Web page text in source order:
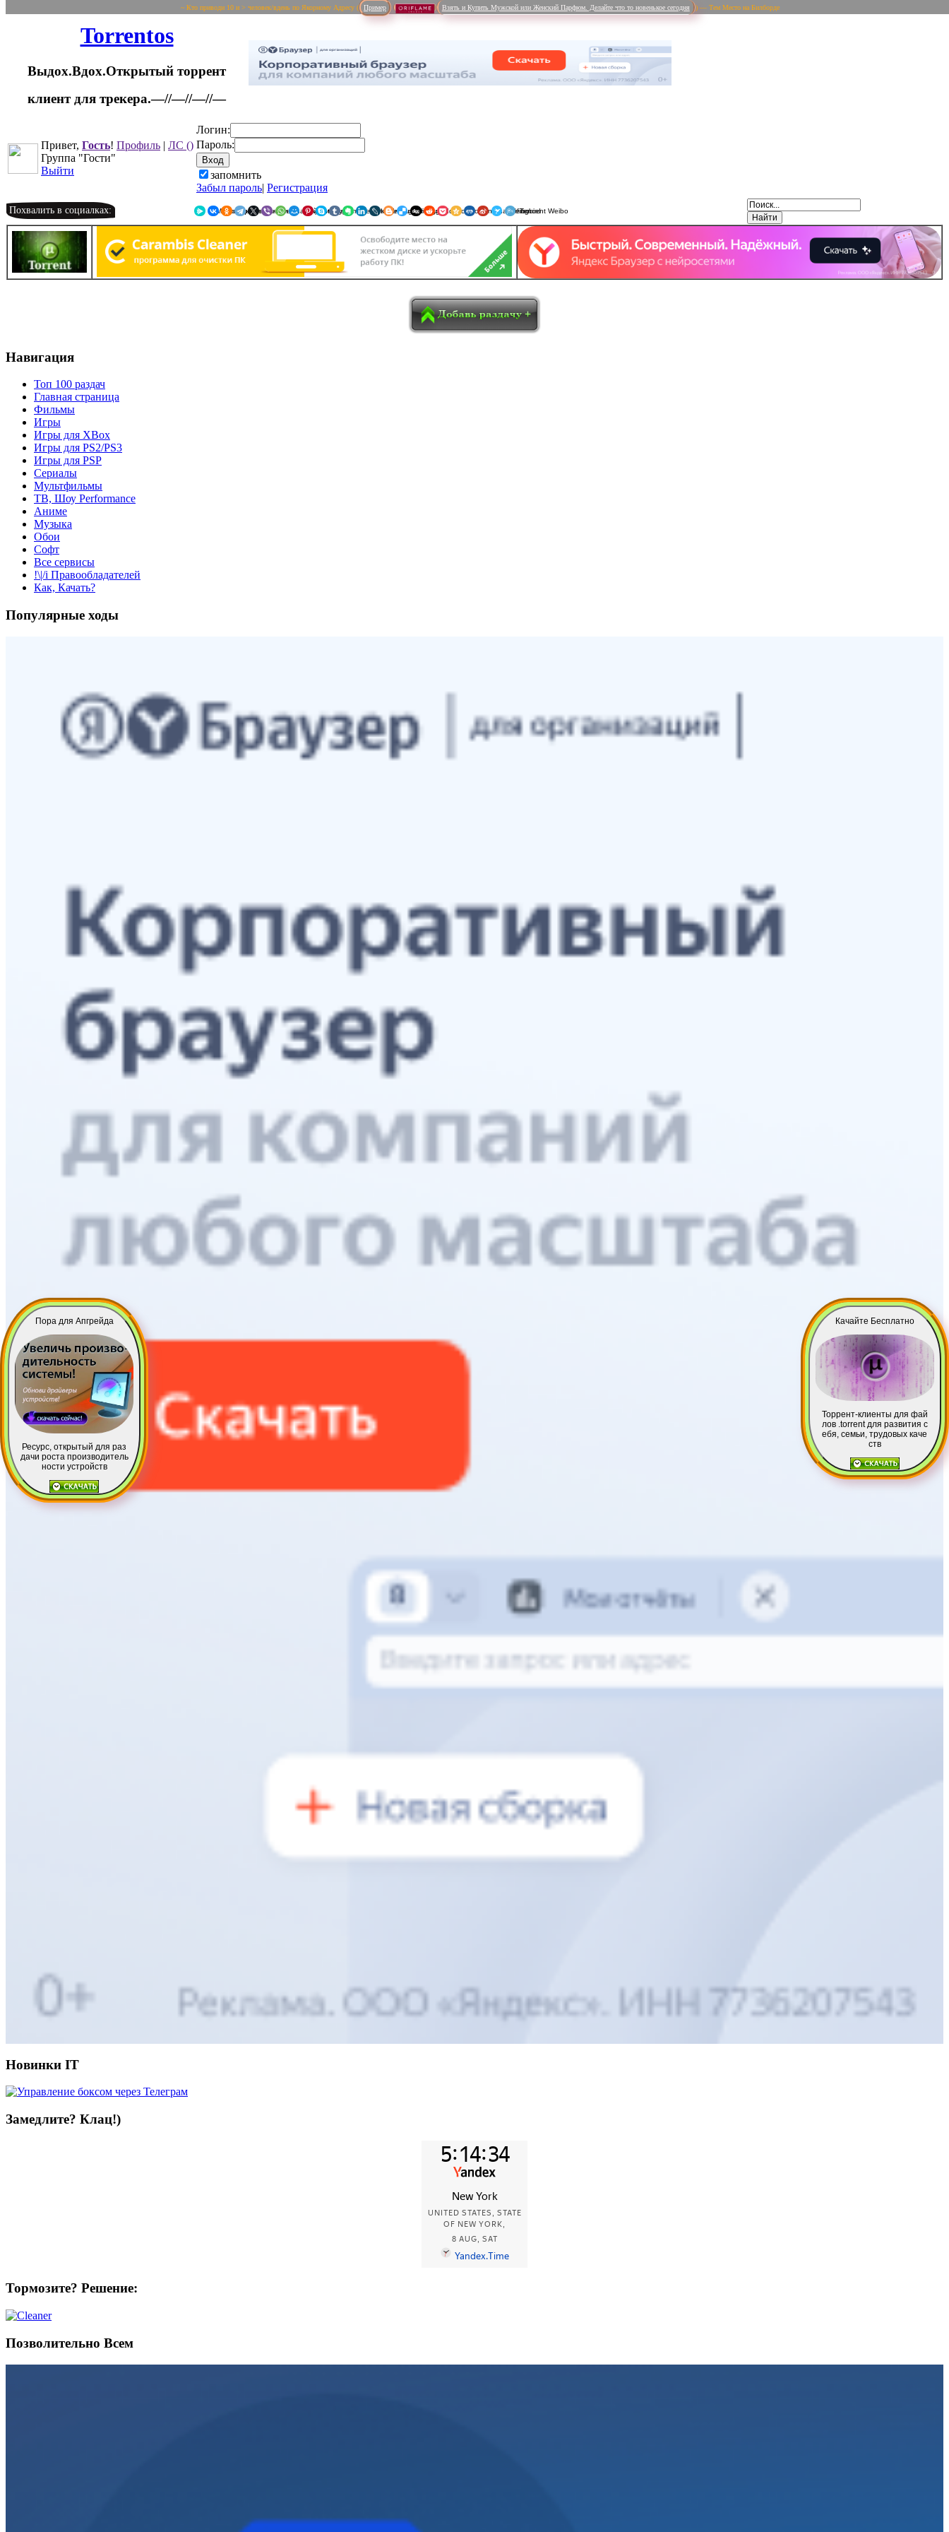
~ Кто приводи 10 и > человек/вдень по Якорному Адресу ( Пример Взять и Купить Мужской или Женский Парфюм. Делайте что то новенькое сегодня ) — Тем Место на Билборде
Качайте Бесплатно
Торрент-клиенты для фай
лов .torrent для развития с
ебя, семьи, трудовых каче
ств
Пора для Апгрейда
Ресурс, открытый для раз
дачи роста производитель
ности устройств
Torrentos
Выдох.Вдох.Открытый торрент
клиент для трекера.—//—//—//—
Привет, Гость! Профиль | ЛС ()
Группа "Гости"
Выйти
Логин:
Пароль:
запомнить
Забыл пароль| Регистрация
Похвалить в социалках: Я.Мессенджер WhatsApp
Мой Мир
Pinterest
SkypeTumblrEvernote
LinkedInLiveJournalDelicious
Diggreddit PocketQzoneRenrenSina Weibo
Surfingbird
Tencent Weibo
Навигация
Топ 100 раздач
Главная страница
Фильмы
Игры
Игры для XBox
Игры для PS2/PS3
Игры для PSP
Сериалы
Мультфильмы
ТВ, Шоу Performance
Аниме
Музыка
Обои
Софт
Все сервисы
!\|/i Правообладателей
Как, Качать?
Популярные ходы
Новинки IT
Замедлите? Клац!)
Тормозите? Решение:
Позволительно Всем